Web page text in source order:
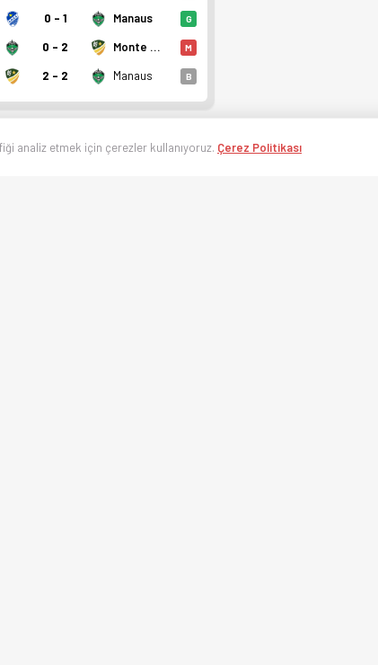
0 - 1 Manaus G
0 - 2 Monte Roraima RR M
2 - 2 Manaus B
analiz etmek için çerezler kullanıyoruz. Çerez Politikası